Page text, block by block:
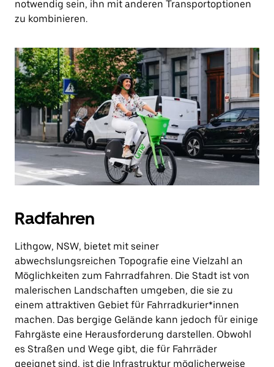
notwendig sein, ihn mit anderen Transportoptionen
zu kombinieren.
Radfahren
Lithgow, NSW, bietet mit seiner
abwechslungsreichen Topografie eine Vielzahl an
Möglichkeiten zum Fahrradfahren. Die Stadt ist von
malerischen Landschaften umgeben, die sie zu
einem attraktiven Gebiet für Fahrradkurier*innen
machen. Das bergige Gelände kann jedoch für einige
Fahrgäste eine Herausforderung darstellen. Obwohl
es Straßen und Wege gibt, die für Fahrräder
geeignet sind, ist die Infrastruktur möglicherweise